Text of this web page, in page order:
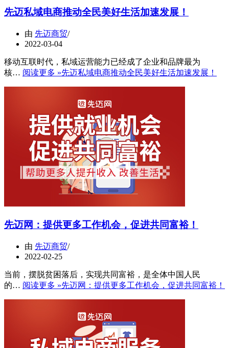
先迈私域电商推动全民美好生活加速发展！
由 先迈商贸
2022-03-04
移动互联时代，私域运营能力已经成了企业和品牌最为
核… 阅读更多 »先迈私域电商推动全民美好生活加速发展！
先迈网：提供更多工作机会，促进共同富裕！
由 先迈商贸
2022-02-25
当前，摆脱贫困落后，实现共同富裕，是全体中国人民
的… 阅读更多 »先迈网：提供更多工作机会，促进共同富裕！